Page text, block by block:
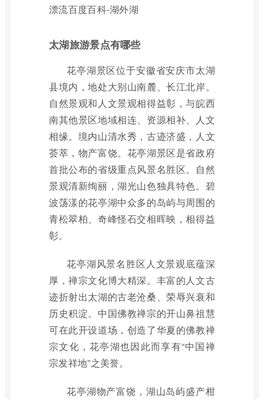
漂流百度百科-湖外湖
太湖旅游景点有哪些
花亭湖景区位于安徽省安庆市太湖
县境内，地处大别山南麓、长江北岸。
自然景观和人文景观相得益彰，与皖西
南其他景区地域相连、资源相补、人文
相缘。境内山清水秀，古迹济盛，人文
荟萃，物产富饶。花亭湖景区是省政府
首批公布的省级重点风景名胜区。自然
景观清新绚丽，湖光山色独具特色。碧
波荡漾的花亭湖中众多的岛屿与周围的
青松翠柏、奇峰怪石交相晖映，相得益
彰。
花亭湖风景名胜区人文景观底蕴深
厚，禅宗文化博大精深。丰富的人文古
迹折射出太湖的古老沧桑、荣辱兴衰和
历史积淀。中国佛教禅宗的开山鼻祖慧
可在此开设道场，创造了华夏的佛教禅
宗文化，花亭湖也因此而享有“中国禅
宗发祥地”之美誉。
花亭湖物产富饶，湖山岛屿盛产柑